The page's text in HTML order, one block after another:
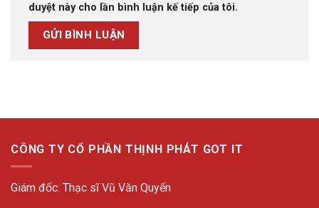
duyệt này cho lần bình luận kế tiếp của tôi.
CÔNG TY CỔ PHẦN THỊNH PHÁT GOT IT
Giám đốc: Thạc sĩ Vũ Văn Quyến